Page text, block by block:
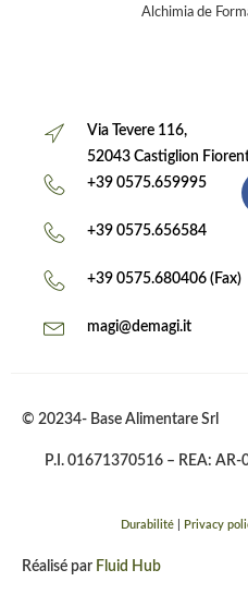
Alchimia de
Via Tevere 116,
52043 Castiglion
+39 0575.659995
+39 0575.656584
+39 0575.680406 (Fax)
magi@demagi.it
© 20234- Base Alimentare Srl
P.I. 01671370516 – REA:
Durabilité Privacy
Réalisé par Fluid Hub